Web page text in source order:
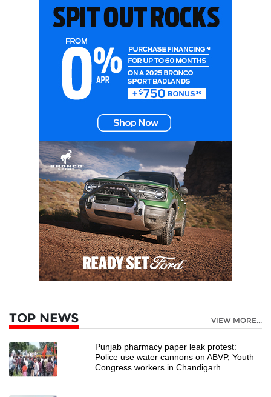
TOP NEWS VIEW MORE...
Punjab pharmacy paper leak protest:
Police use water cannons on ABVP, Youth
Congress workers in Chandigarh